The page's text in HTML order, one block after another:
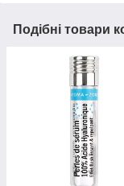
Подібні товари